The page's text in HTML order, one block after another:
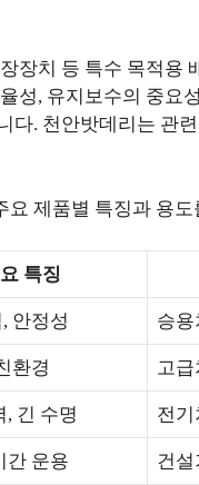
장치 등 특수 목적용
성, 유지보수의 중요
다. 천안밧데리는 관
제품별 특징과 용
특징
안정성 승용
환경 고급
, 긴 수명 전기
간 운용 건설